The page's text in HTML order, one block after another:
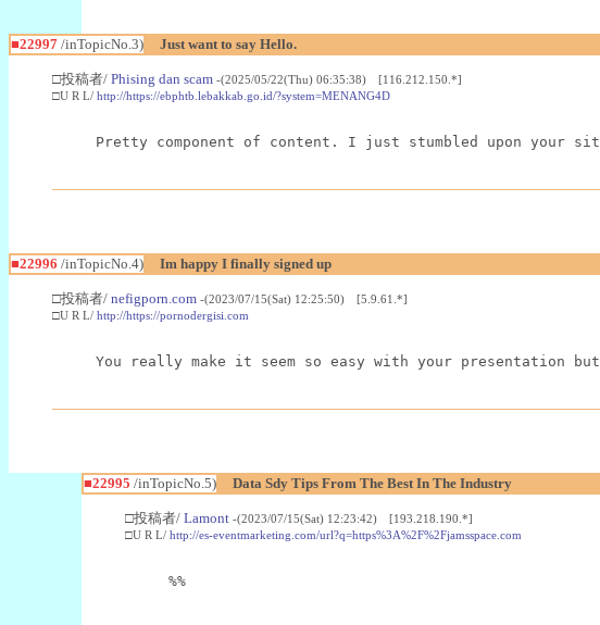
■22997 /inTopicNo.3) Just want to say Hello.
□投稿者/ Phising dan scam -(2025/05/22(Thu) 06:35:38) [116.212.150.*]
□U R L/ http://https://ebphtb.lebakkab.go.id/?system=MENANG4D
Pretty component of content. I just stumbled upon
■22996 /inTopicNo.4) Im happy I finally signed up
□投稿者/ nefigporn.com -(2023/07/15(Sat) 12:25:50) [5.9.61.*]
□U R L/ http://https://pornodergisi.com
You really make it seem so easy with your
■22995 /inTopicNo.5) Data Sdy Tips From The Best In The Industry
□投稿者/ Lamont -(2023/07/15(Sat) 12:23:42) [193.218.190.*]
□U R L/ http://es-eventmarketing.com/url?q=https%3A%2F%2Fjamsspace.com
%%